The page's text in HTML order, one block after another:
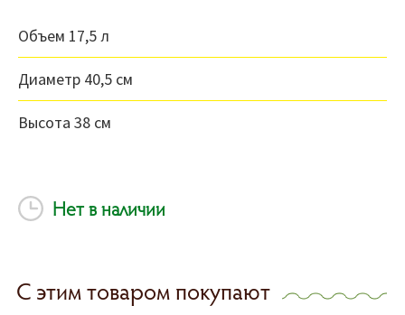
Объем 17,5 л
Диаметр 40,5 см
Высота 38 см
Нет в наличии
С этим товаром покупают